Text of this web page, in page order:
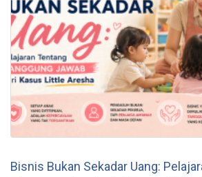
Bisnis Bukan Sekadar Uang: